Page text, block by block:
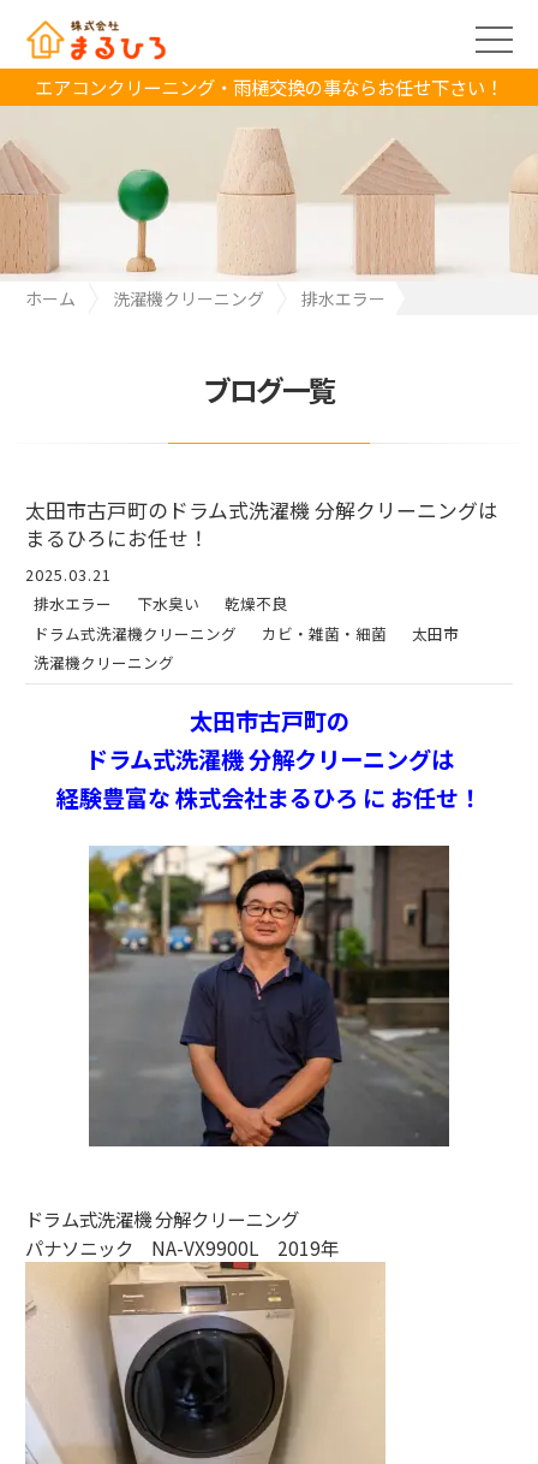
エアコンクリーニング・雨樋交換の事ならお任せ下さい！
ホーム 洗濯機クリーニング
排水エラー
ブログ一覧
太田市古戸町のドラム式洗濯機 分解クリーニングは
まるひろにお任せ！
2025.03.21
排水エラー
下水臭い
乾燥不良
ドラム式洗濯機クリーニング
カビ・雑菌・細菌
太田市
洗濯機クリーニング
太田市古戸町の
ドラム式洗濯機 分解クリーニングは
経験豊富な 株式会社まるひろ に お任せ！
ドラム式洗濯機 分解クリーニング
パナソニック NA-VX9900L 2019年